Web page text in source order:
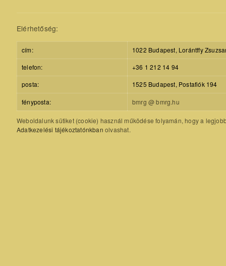
Elérhetőség:
cím:
1022 Budapest, Lorántffy
telefon:
+36 1 212 14 94
posta:
1525 Budapest, Postafiók 194
fényposta: bmrg @ bmrg.hu
Weboldalunk sütiket (cookie) használ működése folyamán, hogy a
Adatkezelési tájékoztatónkban olvashat.